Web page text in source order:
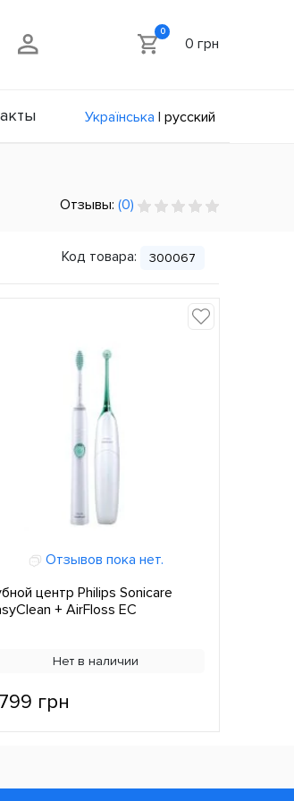
0
0 грн
Українська | русский
Отзывы: (0)
Код товара: 300067
Отзывов пока нет.
центр Philips Sonicare
+ AirFloss ЕС
Нет в наличии
грн